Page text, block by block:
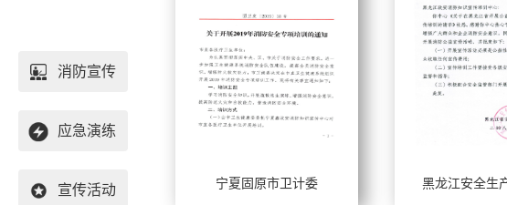
消防宣传
应急演练
宣传活动 宁夏固原市卫计委 黑龙江安全生